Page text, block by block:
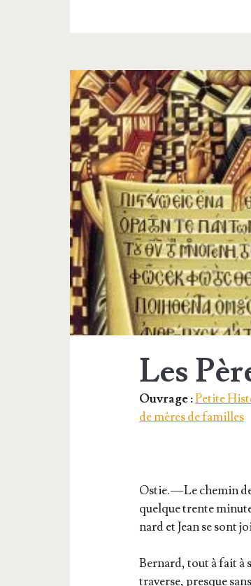
Les
Ouvrage :Petite
de mères de familles
Ostie. — Le che­min
quelque trente
nard et Jean se sont
Ber­nard, tout à fait à
tra­verse, presque